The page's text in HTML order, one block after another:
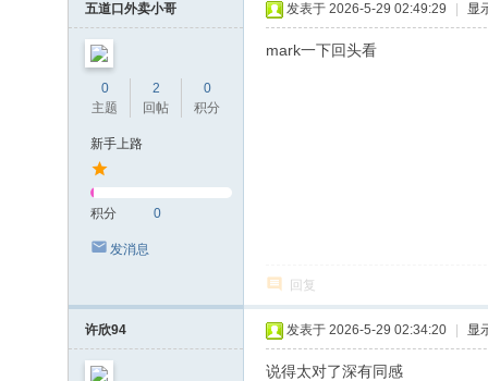
五道口外卖小哥
0
主题
2
回帖
0
积分
新手上路
积分 0
发消息
发表于 2026-5-29 02:49:29 显
mark一下回头看
回复
许欣94 发表于 2026-5-29 02:34:20 显
说得太对了深有同感